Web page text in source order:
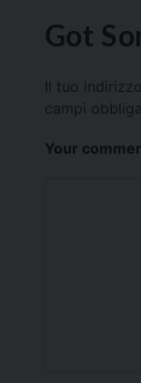
Got
Il tuo
campi
Your